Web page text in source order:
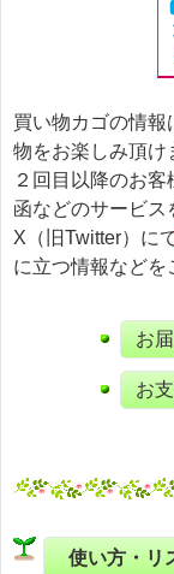
買い物カゴの情報
物をお楽しみ頂け
２回目以降のお
函などのサービス
X（旧Twitter）に
に立つ情報などを
お
お
使い方・リ